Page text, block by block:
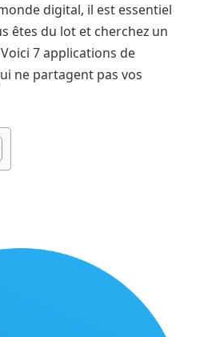
digital, il est essentiel
êtes du lot et cherchez un
7 applications de
ne partagent pas vos